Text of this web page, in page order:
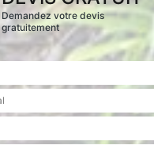
Demandez votre devis
gratuitement